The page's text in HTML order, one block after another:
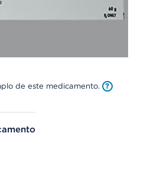
de este medicamento.